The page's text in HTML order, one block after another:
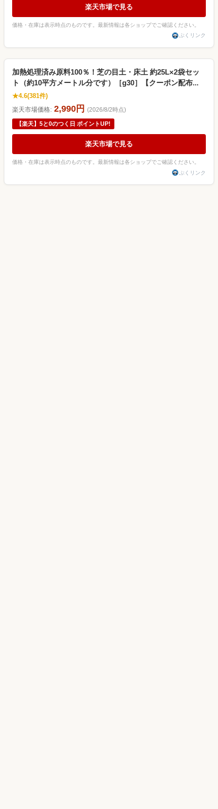
楽天市場で見る
価格・在庫は表示時点のものです。最新情報は各ショップでご確認ください。
ぷくリンク
加熱処理済み原料100％！芝の目土・床土 約25L×2袋セッ
ト（約10平方メートル分です）［g30］【クーポン配布...
★4.6(381件)
楽天市場価格: 2,990円 (2026/8/2時点)
【楽天】5と0のつく日 ポイントUP!
楽天市場で見る
価格・在庫は表示時点のものです。最新情報は各ショップでご確認ください。
ぷくリンク